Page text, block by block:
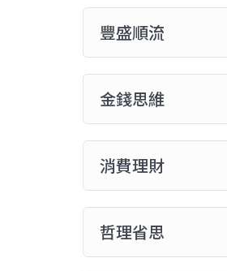
豐盛順流
金錢思維
消費理財
哲理省思